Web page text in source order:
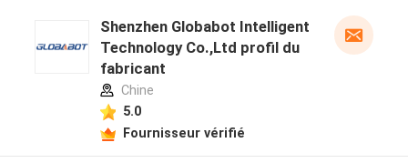
Shenzhen Globabot Intelligent
Technology Co.,Ltd profil du
fabricant
Chine
5.0
Fournisseur vérifié